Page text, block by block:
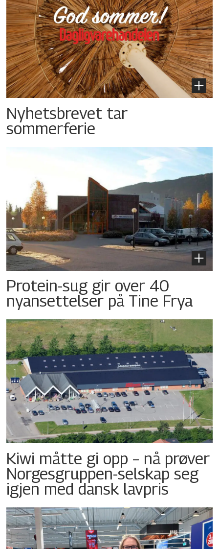
Nyhetsbrevet tar
sommerferie
Protein-sug gir over 40
nyansettelser på Tine Frya
Kiwi måtte gi opp – nå prøver
Norgesgruppen-selskap seg
igjen med dansk lavpris